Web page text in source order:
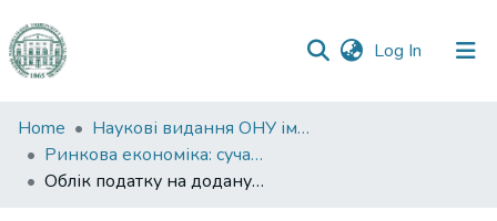
Log In (current)
Communities
&
Collections
Home
Наукові видання ОНУ імені І. І. Мечникова
Ринкова економіка: сучасна теорія і практика управління
Облік податку на додану вартість на підприємстві: поточний стан та шляхи реформування